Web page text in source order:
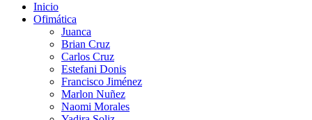
Inicio
Ofimática
Juanca
Brian Cruz
Carlos Cruz
Estefani Donis
Francisco Jiménez
Marlon Nuñez
Naomi Morales